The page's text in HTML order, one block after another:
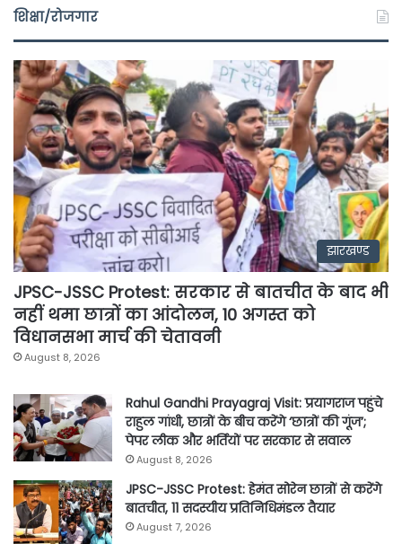
शिक्षा/रोजगार
झारखण्ड
JPSC-JSSC Protest: सरकार से बातचीत के बाद भी
नहीं थमा छात्रों का आंदोलन, 10 अगस्त को
विधानसभा मार्च की चेतावनी
August 8, 2026
Rahul Gandhi Prayagraj Visit: प्रयागराज पहुंचे
राहुल गांधी, छात्रों के बीच करेंगे ‘छात्रों की गूंज’;
पेपर लीक और भर्तियों पर सरकार से सवाल
August 8, 2026
JPSC-JSSC Protest: हेमंत सोरेन छात्रों से करेंगे
बातचीत, 11 सदस्यीय प्रतिनिधिमंडल तैयार
August 7, 2026